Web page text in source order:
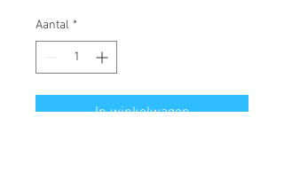
Aantal *
In winkelwagen